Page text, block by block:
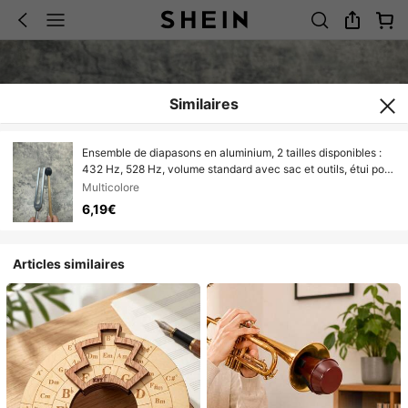
Similaires
Ensemble de diapasons en aluminium, 2 tailles disponibles :
432 Hz, 528 Hz, volume standard avec sac et outils, étui pour
diapason de réglage de fréquence
Multicolore
6,19€
Articles similaires